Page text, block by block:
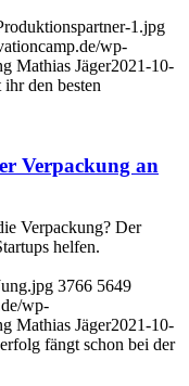
1.jpg
wp-
Mathias Jäger2021-10-
den besten
Verpackung an
Verpackung? Der
helfen.
3766 5649
wp-
Mathias Jäger2021-10-
fängt schon bei der